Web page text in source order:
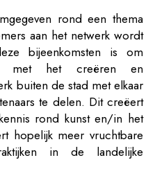
rond een thema
aan het netwerk wordt
bijeenkomsten is om
met het creëren en
buiten de stad met elkaar
te delen. Dit creëert
rond kunst en/in het
hopelijk meer vruchtbare
in de landelijke